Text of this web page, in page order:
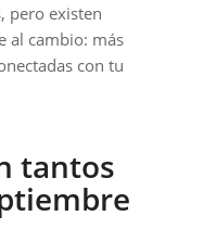
pero existen
al cambio: más
con tu
tantos